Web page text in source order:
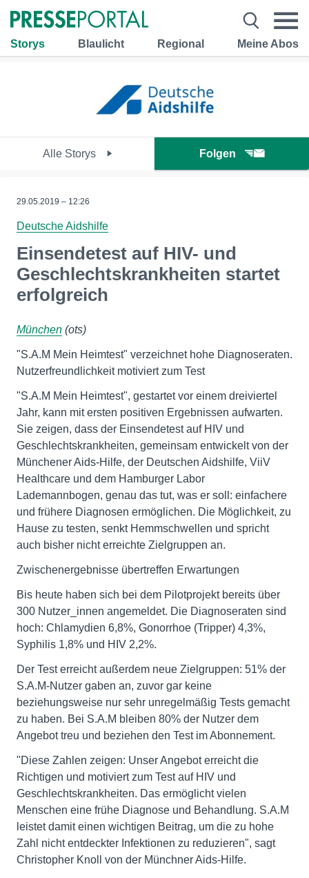
Storys Blaulicht Regional Meine Abos
Alle Storys Folgen
29.05.2019 – 12:26
Deutsche Aidshilfe
Einsendetest auf HIV- und
Geschlechtskrankheiten startet
erfolgreich
München (ots)
"S.A.M Mein Heimtest" verzeichnet hohe Diagnoseraten.
Nutzerfreundlichkeit motiviert zum Test
"S.A.M Mein Heimtest", gestartet vor einem dreiviertel
Jahr, kann mit ersten positiven Ergebnissen aufwarten.
Sie zeigen, dass der Einsendetest auf HIV und
Geschlechtskrankheiten, gemeinsam entwickelt von der
Münchener Aids-Hilfe, der Deutschen Aidshilfe, ViiV
Healthcare und dem Hamburger Labor
Lademannbogen, genau das tut, was er soll: einfachere
und frühere Diagnosen ermöglichen. Die Möglichkeit, zu
Hause zu testen, senkt Hemmschwellen und spricht
auch bisher nicht erreichte Zielgruppen an.
Zwischenergebnisse übertreffen Erwartungen
Bis heute haben sich bei dem Pilotprojekt bereits über
300 Nutzer_innen angemeldet. Die Diagnoseraten sind
hoch: Chlamydien 6,8%, Gonorrhoe (Tripper) 4,3%,
Syphilis 1,8% und HIV 2,2%.
Der Test erreicht außerdem neue Zielgruppen: 51% der
S.A.M-Nutzer gaben an, zuvor gar keine
beziehungsweise nur sehr unregelmäßig Tests gemacht
zu haben. Bei S.A.M bleiben 80% der Nutzer dem
Angebot treu und beziehen den Test im Abonnement.
"Diese Zahlen zeigen: Unser Angebot erreicht die
Richtigen und motiviert zum Test auf HIV und
Geschlechtskrankheiten. Das ermöglicht vielen
Menschen eine frühe Diagnose und Behandlung. S.A.M
leistet damit einen wichtigen Beitrag, um die zu hohe
Zahl nicht entdeckter Infektionen zu reduzieren", sagt
Christopher Knoll von der Münchner Aids-Hilfe.